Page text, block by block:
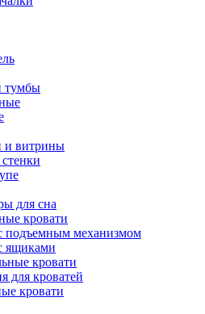
тумбы
и витрины
для сна
кровати
подъемным механизмом
ящиками
кровати
для кроватей
кровати